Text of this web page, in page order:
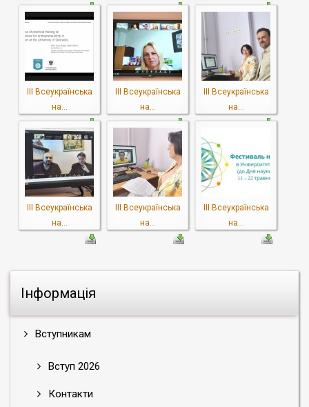
Інформація
Вступникам
Вступ 2026
Контакти
ІІІ Всеукраїнська
на...
ІІІ Всеукраїнська
на...
ІІІ Всеукраїнська
на...
ІІІ Всеукраїнська
на...
ІІІ Всеукраїнська
на...
ІІІ Всеукраїнська
на...